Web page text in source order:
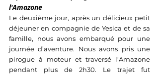
l'Amazone
Le deuxième jour, après un délicieux petit
déjeuner en compagnie de Yesica et de sa
famille, nous avons embarqué pour une
journée d’aventure. Nous avons pris une
pirogue à moteur et traversé l’Amazone
pendant plus de 2h30. Le trajet fut